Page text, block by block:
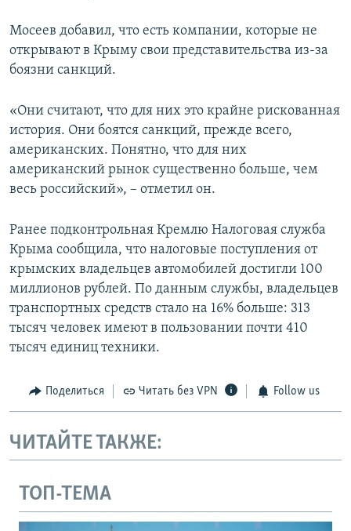
Мосеев добавил, что есть компании, которые не
открывают в Крыму свои представительства из-за
боязни санкций.
«Они считают, что для них это крайне рискованная
история. Они боятся санкций, прежде всего,
американских. Понятно, что для них
американский рынок существенно больше, чем
весь российский», – отметил он.
Ранее подконтрольная Кремлю Налоговая служба
Крыма сообщила, что налоговые поступления от
крымских владельцев автомобилей достигли 100
миллионов рублей. По данным службы, владельцев
транспортных средств стало на 16% больше: 313
тысяч человек имеют в пользовании почти 410
тысяч единиц техники.
Поделиться Читать без VPN Follow us
ЧИТАЙТЕ ТАКЖЕ:
ТОП-ТЕМА